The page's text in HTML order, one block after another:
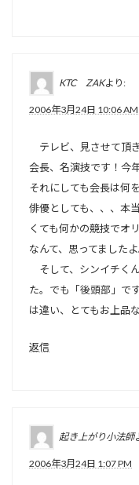
KTC ZAKより:
2006年3月24日 10:06 AM
テレビ、見させて頂き
会長、名演技です！今
それにしても会長は何
俳優としても、、、本
くても何かの競技でオ
なんて、思ってましたよ
そして、シンイチく
た。でも「後頭部」で
は違い、とてもお上品
返信
起き上がり小法師
2006年3月24日 1:07 PM